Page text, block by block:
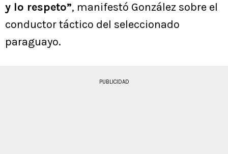
y lo respeto”, manifestó González sobre el
conductor táctico del seleccionado
paraguayo.
PUBLICIDAD